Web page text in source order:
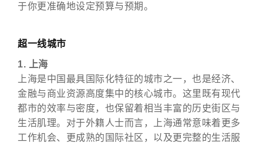
于你更准确地设定预算与预期。
超一线城市
1. 上海
上海是中国最具国际化特征的城市之一，也是经济、
金融与商业资源高度集中的核心城市。这里既有现代
都市的效率与密度，也保留着相当丰富的历史街区与
生活肌理。对于外籍人士而言，上海通常意味着更多
工作机会、更成熟的国际社区，以及更完整的生活服